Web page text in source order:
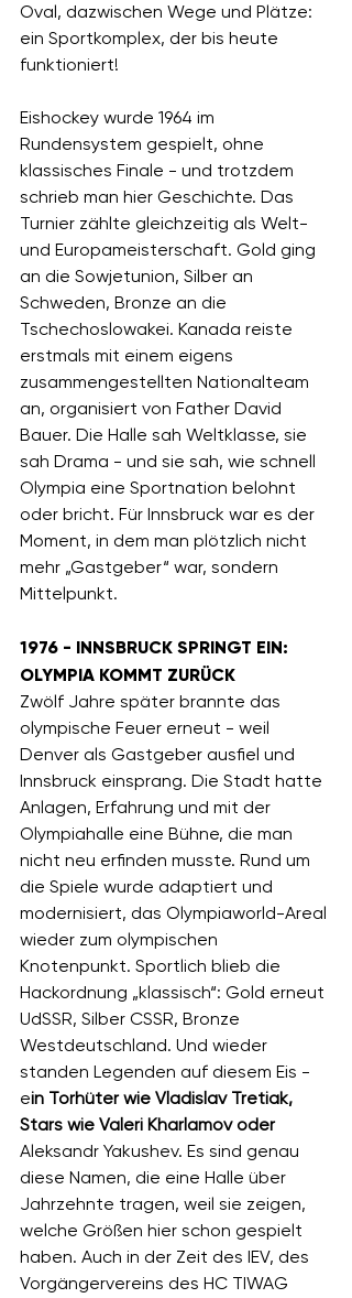
Oval, dazwischen Wege und Plätze:
ein Sportkomplex, der bis heute
funktioniert!
Eishockey wurde 1964 im
Rundensystem gespielt, ohne
klassisches Finale - und trotzdem
schrieb man hier Geschichte. Das
Turnier zählte gleichzeitig als Welt-
und Europameisterschaft. Gold ging
an die Sowjetunion, Silber an
Schweden, Bronze an die
Tschechoslowakei. Kanada reiste
erstmals mit einem eigens
zusammengestellten Nationalteam
an, organisiert von Father David
Bauer. Die Halle sah Weltklasse, sie
sah Drama - und sie sah, wie schnell
Olympia eine Sportnation belohnt
oder bricht. Für Innsbruck war es der
Moment, in dem man plötzlich nicht
mehr „Gastgeber“ war, sondern
Mittelpunkt.
1976 - INNSBRUCK SPRINGT EIN:
OLYMPIA KOMMT ZURÜCK
Zwölf Jahre später brannte das
olympische Feuer erneut - weil
Denver als Gastgeber ausfiel und
Innsbruck einsprang. Die Stadt hatte
Anlagen, Erfahrung und mit der
Olympiahalle eine Bühne, die man
nicht neu erfinden musste. Rund um
die Spiele wurde adaptiert und
modernisiert, das Olympiaworld-Areal
wieder zum olympischen
Knotenpunkt. Sportlich blieb die
Hackordnung „klassisch“: Gold erneut
UdSSR, Silber CSSR, Bronze
Westdeutschland. Und wieder
standen Legenden auf diesem Eis -
ein Torhüter wie Vladislav Tretiak,
Stars wie Valeri Kharlamov oder
Aleksandr Yakushev. Es sind genau
diese Namen, die eine Halle über
Jahrzehnte tragen, weil sie zeigen,
welche Größen hier schon gespielt
haben. Auch in der Zeit des IEV, des
Vorgängervereins des HC TIWAG